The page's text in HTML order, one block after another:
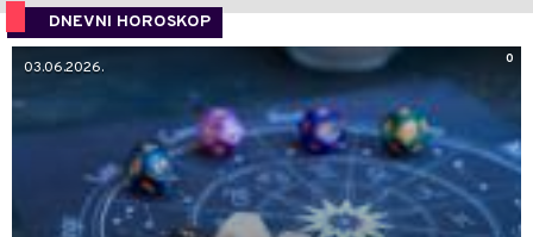
DNEVNI HOROSKOP
0
03.06.2026.